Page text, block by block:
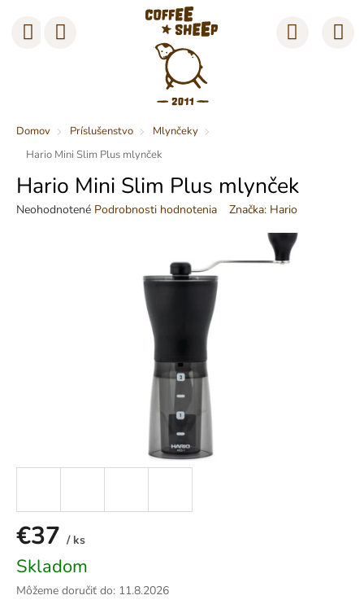
obsah
košík
Domov Príslušenstvo
Mlynčeky
Hario Mini Slim Plus mlynček
Hario Mini Slim Plus mlynček
Priemerné
hodnotenie
Neohodnotené Podrobnosti hodnotenia Značka: Hario
€37 / ks
Jednotková
Skladom
Môžeme doručiť do: 11.8.2026